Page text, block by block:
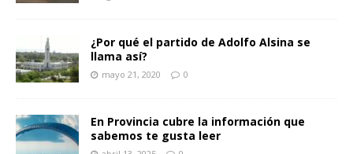
¿Por qué el partido de Adolfo Alsina se
llama así?
mayo 21, 2020 0
En Provincia cubre la información que
sabemos te gusta leer